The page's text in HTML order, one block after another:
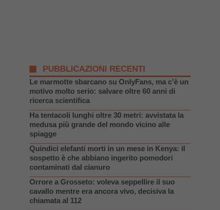
PUBBLICAZIONI RECENTI
Le marmotte sbarcano su OnlyFans, ma c’è un
motivo molto serio: salvare oltre 60 anni di
ricerca scientifica
Ha tentacoli lunghi oltre 30 metri: avvistata la
medusa più grande del mondo vicino alle
spiagge
Quindici elefanti morti in un mese in Kenya: il
sospetto è che abbiano ingerito pomodori
contaminati dal cianuro
Orrore a Grosseto: voleva seppellire il suo
cavallo mentre era ancora vivo, decisiva la
chiamata al 112